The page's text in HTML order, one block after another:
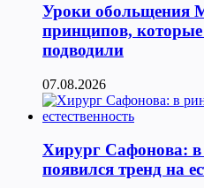
Уроки обольщения
принципов, которые
подводили
07.08.2026
Хирург Сафонова: в
появился тренд на